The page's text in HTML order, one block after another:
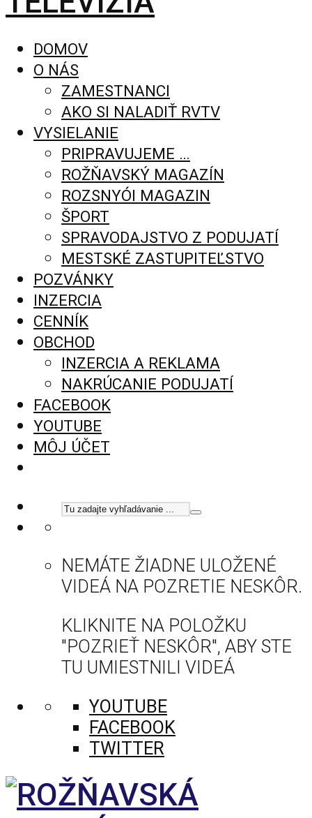
DOMOV
O NÁS
ZAMESTNANCI
AKO SI NALADIŤ RVTV
VYSIELANIE
PRIPRAVUJEME …
ROŽŇAVSKÝ MAGAZÍN
ROZSNYÓI MAGAZIN
ŠPORT
SPRAVODAJSTVO Z PODUJATÍ
MESTSKÉ ZASTUPITEĽSTVO
POZVÁNKY
INZERCIA
CENNÍK
OBCHOD
INZERCIA A REKLAMA
NAKRÚCANIE PODUJATÍ
FACEBOOK
YOUTUBE
MÔJ ÚČET
NEMÁTE ŽIADNE ULOŽENÉ
VIDEÁ NA POZRETIE NESKÔR.
KLIKNITE NA POLOŽKU
"POZRIEŤ NESKÔR", ABY STE
TU UMIESTNILI VIDEÁ
YOUTUBE
FACEBOOK
TWITTER